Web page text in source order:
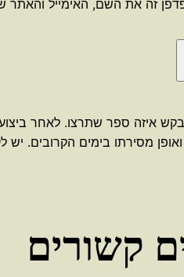
זה את השם, האימייל והאתר
איזה ספר שתרצו. לאחר
מסירתו בימים הקרובים. יש
קשורים